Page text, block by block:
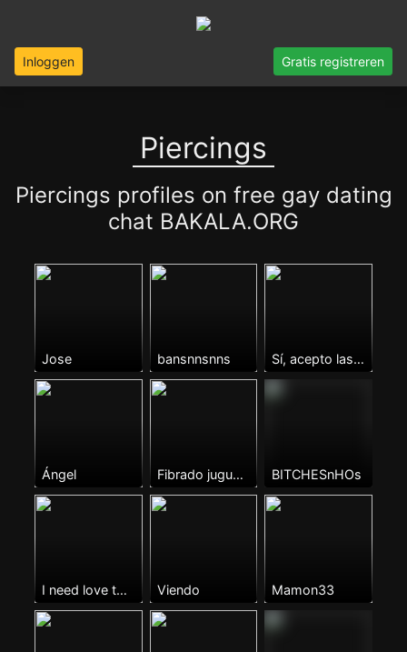
Inloggen Gratis registreren
Piercings
Piercings profiles on free gay dating
chat BAKALA.ORG
Jose bansnnsnns Sí, acepto las condiciones
Ángel Fibrado juguetón BITCHESnHOs
I need love to be loved Viendo Mamon33